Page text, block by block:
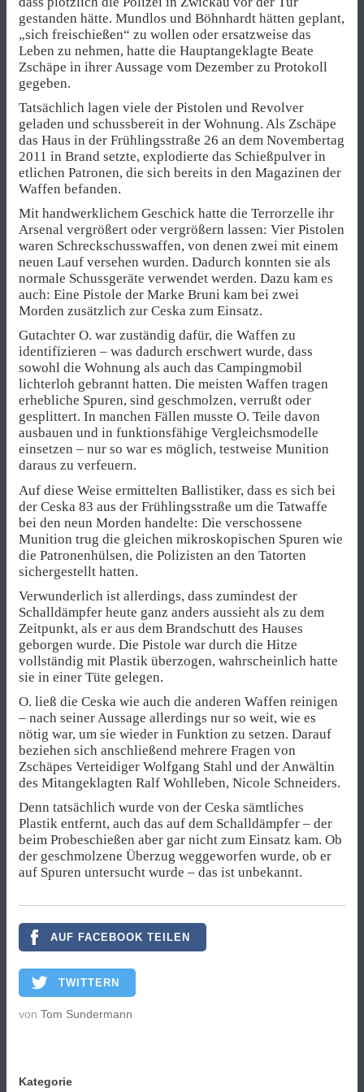
gestanden hätte. Mundlos und Böhnhardt hätten geplant,
„sich freischießen“ zu wollen oder ersatzweise das
Leben zu nehmen, hatte die Hauptangeklagte Beate
Zschäpe in ihrer Aussage vom Dezember zu Protokoll
gegeben.
Tatsächlich lagen viele der Pistolen und Revolver
geladen und schussbereit in der Wohnung. Als Zschäpe
das Haus in der Frühlingsstraße 26 an dem Novembertag
2011 in Brand setzte, explodierte das Schießpulver in
etlichen Patronen, die sich bereits in den Magazinen der
Waffen befanden.
Mit handwerklichem Geschick hatte die Terrorzelle ihr
Arsenal vergrößert oder vergrößern lassen: Vier Pistolen
waren Schreckschusswaffen, von denen zwei mit einem
neuen Lauf versehen wurden. Dadurch konnten sie als
normale Schussgeräte verwendet werden. Dazu kam es
auch: Eine Pistole der Marke Bruni kam bei zwei
Morden zusätzlich zur Ceska zum Einsatz.
Gutachter O. war zuständig dafür, die Waffen zu
identifizieren – was dadurch erschwert wurde, dass
sowohl die Wohnung als auch das Campingmobil
lichterloh gebrannt hatten. Die meisten Waffen tragen
erhebliche Spuren, sind geschmolzen, verrußt oder
gesplittert. In manchen Fällen musste O. Teile davon
ausbauen und in funktionsfähige Vergleichsmodelle
einsetzen – nur so war es möglich, testweise Munition
daraus zu verfeuern.
Auf diese Weise ermittelten Ballistiker, dass es sich bei
der Ceska 83 aus der Frühlingsstraße um die Tatwaffe
bei den neun Morden handelte: Die verschossene
Munition trug die gleichen mikroskopischen Spuren wie
die Patronenhülsen, die Polizisten an den Tatorten
sichergestellt hatten.
Verwunderlich ist allerdings, dass zumindest der
Schalldämpfer heute ganz anders aussieht als zu dem
Zeitpunkt, als er aus dem Brandschutt des Hauses
geborgen wurde. Die Pistole war durch die Hitze
vollständig mit Plastik überzogen, wahrscheinlich hatte
sie in einer Tüte gelegen.
O. ließ die Ceska wie auch die anderen Waffen reinigen
– nach seiner Aussage allerdings nur so weit, wie es
nötig war, um sie wieder in Funktion zu setzen. Darauf
beziehen sich anschließend mehrere Fragen von
Zschäpes Verteidiger Wolfgang Stahl und der Anwältin
des Mitangeklagten Ralf Wohlleben, Nicole Schneiders.
Denn tatsächlich wurde von der Ceska sämtliches
Plastik entfernt, auch das auf dem Schalldämpfer – der
beim Probeschießen aber gar nicht zum Einsatz kam. Ob
der geschmolzene Überzug weggeworfen wurde, ob er
auf Spuren untersucht wurde – das ist unbekannt.
AUF FACEBOOK TEILEN
TWITTERN
von Tom Sundermann
Kategorie